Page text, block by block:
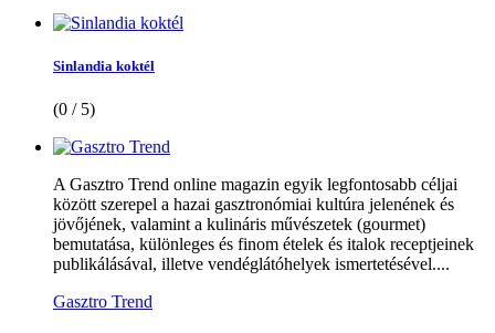
Sinlandia koktél
(0 / 5)
A Gasztro Trend online magazin egyik legfontosabb céljai
között szerepel a hazai gasztronómiai kultúra jelenének és
jövőjének, valamint a kulináris művészetek (gourmet)
bemutatása, különleges és finom ételek és italok receptjeinek
publikálásával, illetve vendéglátóhelyek ismertetésével....
Gasztro Trend